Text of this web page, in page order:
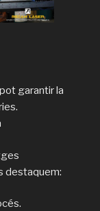
garantir la
destaquem: